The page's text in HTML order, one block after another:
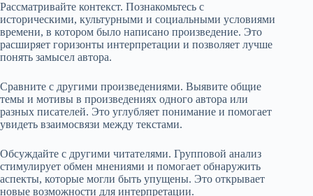
Рассматривайте контекст. Познакомьтесь с
историческими, культурными и социальными условиями
времени, в котором было написано произведение. Это
расширяет горизонты интерпретации и позволяет лучше
понять замысел автора.
Сравните с другими произведениями. Выявите общие
темы и мотивы в произведениях одного автора или
разных писателей. Это углубляет понимание и помогает
увидеть взаимосвязи между текстами.
Обсуждайте с другими читателями. Групповой анализ
стимулирует обмен мнениями и помогает обнаружить
аспекты, которые могли быть упущены. Это открывает
новые возможности для интерпретации.